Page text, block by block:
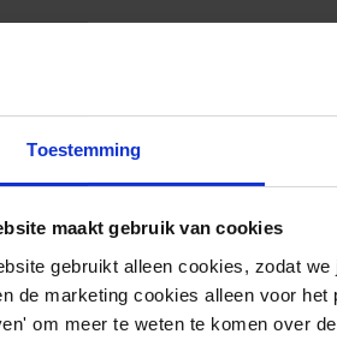
Toestemming
maakt gebruik van cookies
gebruikt alleen cookies, zodat
de marketing cookies alleen voor
om meer te weten te komen over
innoveren om regionale en
Holland is strategisch
de opkomst van de Noordzee
de verschillende
deze innovatieve regio.